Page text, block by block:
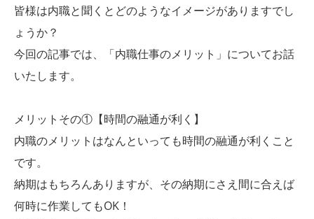
皆様は内職と聞くとどのようなイメージがありますでし
ょうか？
今回の記事では、「内職仕事のメリット」についてお話
いたします。
メリットその①【時間の融通が利く】
内職のメリットはなんといっても時間の融通が利くこと
です。
納期はもちろんありますが、その納期にさえ間に合えば
何時に作業してもOK！